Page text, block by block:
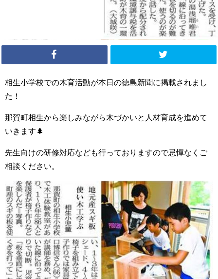
相生小学校での木育活動が本日の徳島新聞に掲載されまし
た！
那賀町相生から楽しみながら木づかいと人材育成を進めて
いきます🌲
先生向けの研修対応なども行っておりますので忌憚なくご
相談ください。